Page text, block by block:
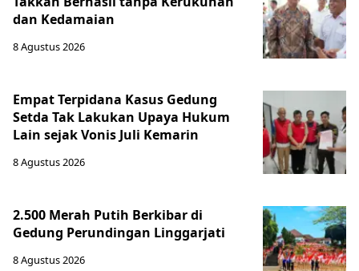
dan Kedamaian
8 Agustus 2026
Empat Terpidana Kasus Gedung
Setda Tak Lakukan Upaya Hukum
Lain sejak Vonis Juli Kemarin
8 Agustus 2026
2.500 Merah Putih Berkibar di
Gedung Perundingan Linggarjati
8 Agustus 2026